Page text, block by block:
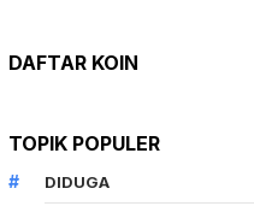
DAFTAR KOIN
TOPIK POPULER
DIDUGA